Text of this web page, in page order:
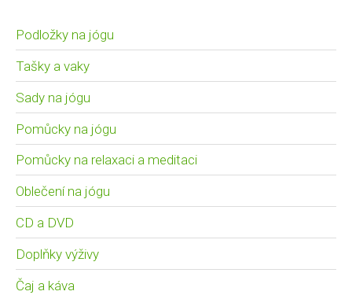
Podložky na jógu
Tašky a vaky
Sady na jógu
Pomůcky na jógu
Pomůcky na relaxaci a meditaci
Oblečení na jógu
CD a DVD
Doplňky výživy
Čaj a káva